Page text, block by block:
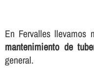
En Fervalles
mantenimiento de
general.